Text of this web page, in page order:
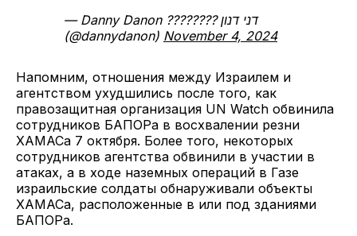
— Danny Danon ???????? דני דנון
(@dannydanon) November 4, 2024
Напомним, отношения между Израилем и
агентством ухудшились после того, как
правозащитная организация UN Watch обвинила
сотрудников БАПОРа в восхвалении резни
ХАМАСа 7 октября. Более того, некоторых
сотрудников агентства обвинили в участии в
атаках, а в ходе наземных операций в Газе
израильские солдаты обнаруживали объекты
ХАМАСа, расположенные в или под зданиями
БАПОРа.